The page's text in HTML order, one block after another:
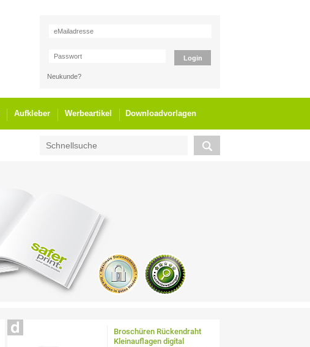
Neukunde?
Aufkleber Werbeartikel Downloadvorlagen
Broschüren Rückendraht
Kleinauflagen digital